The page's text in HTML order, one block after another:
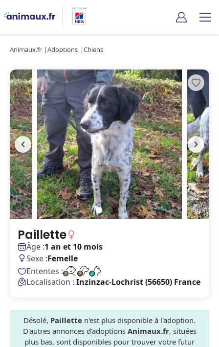
Animaux.fr Adoptions Chiens
Paillette
Âge :1 an et 10 mois
Sexe :Femelle
Ententes :
Localisation : Inzinzac-Lochrist (56650) France
Désolé, Paillette n'est plus disponible à l'adoption.
D'autres annonces d'adoptions Animaux.fr, situées
plus bas, sont disponibles pour trouver votre futur